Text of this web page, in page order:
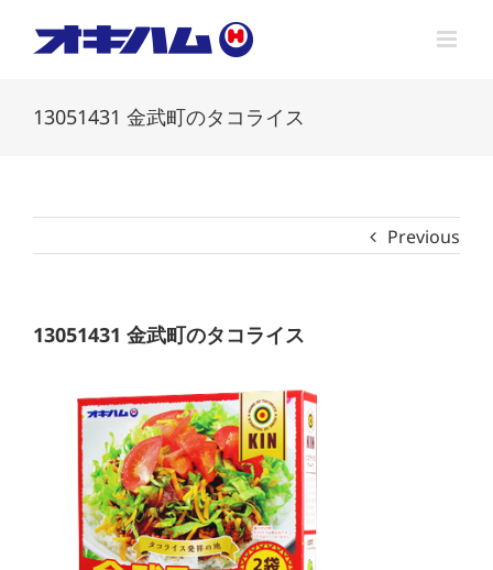
13051431 金武町のタコライス
Previous
13051431 金武町のタコライス